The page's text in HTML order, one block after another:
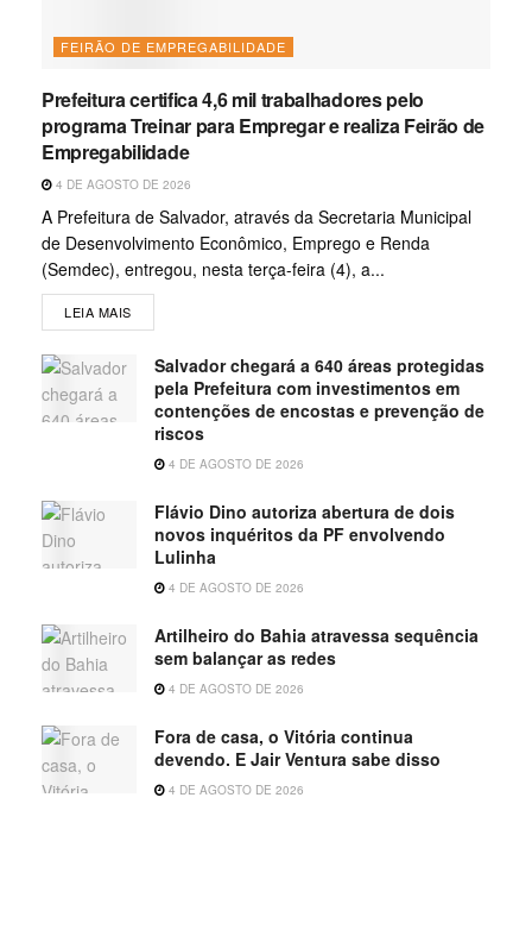
FEIRÃO DE EMPREGABILIDADE
Prefeitura certifica 4,6 mil trabalhadores pelo
programa Treinar para Empregar e realiza Feirão de
Empregabilidade
4 DE AGOSTO DE 2026
A Prefeitura de Salvador, através da Secretaria Municipal
de Desenvolvimento Econômico, Emprego e Renda
(Semdec), entregou, nesta terça-feira (4), a...
LEIA MAIS
Salvador chegará a 640 áreas protegidas
pela Prefeitura com investimentos em
contenções de encostas e prevenção de
riscos
4 DE AGOSTO DE 2026
Flávio Dino autoriza abertura de dois
novos inquéritos da PF envolvendo
Lulinha
4 DE AGOSTO DE 2026
Artilheiro do Bahia atravessa sequência
sem balançar as redes
4 DE AGOSTO DE 2026
Fora de casa, o Vitória continua
devendo. E Jair Ventura sabe disso
4 DE AGOSTO DE 2026